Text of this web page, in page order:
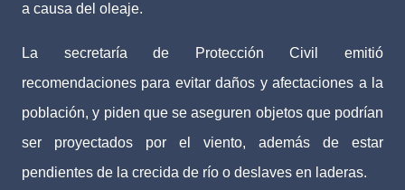
a causa del oleaje.
La secretaría de Protección Civil emitió
recomendaciones para evitar daños y afectaciones a la
población, y piden que se aseguren objetos que podrían
ser proyectados por el viento, además de estar
pendientes de la crecida de río o deslaves en laderas.